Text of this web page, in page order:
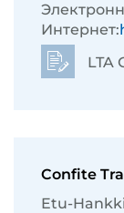
Интернет:
LTA
Confite
Etu-